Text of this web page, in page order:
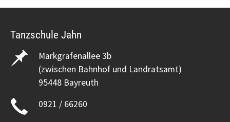
Tanzschule Jahn
Markgrafenallee 3b
(zwischen Bahnhof und Landratsamt)
95448 Bayreuth
0921 / 66260